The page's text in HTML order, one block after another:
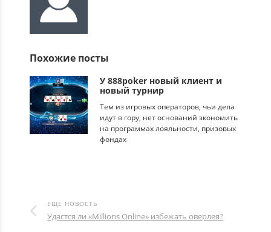
Похожие посты
У 888poker новый клиент и
новый турнир
Тем из игровых операторов, чьи дела
идут в гору, нет оснований экономить
на программах лояльности, призовых
фондах
ЕЩЕ НОВОСТЬ
Удастся ли «Millions Online» избежать оверлея?